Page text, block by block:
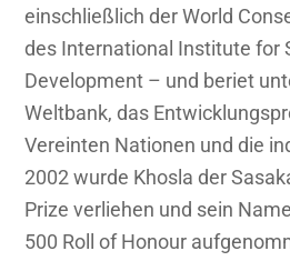
einschließlich der World
des International Institute for
Development – und beriet
Weltbank, das
Vereinten Nationen und die
2002 wurde Khosla der
Prize verliehen und sein
500 Roll of Honour